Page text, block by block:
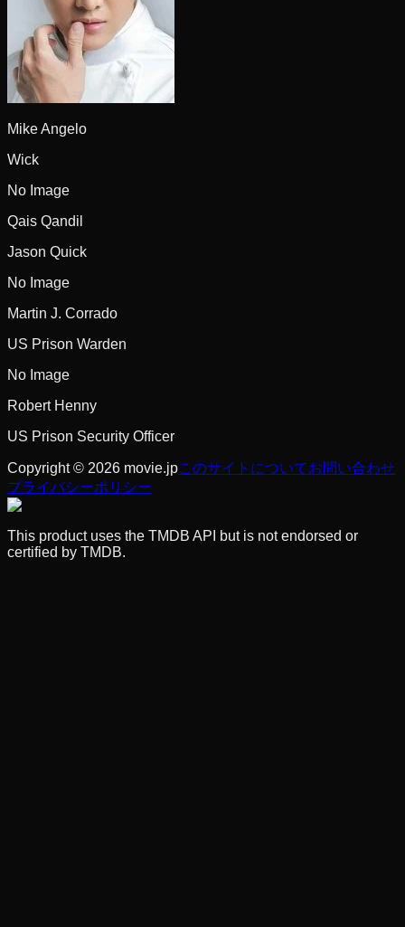
Mike Angelo
Wick
No Image
Qais Qandil
Jason Quick
No Image
Martin J. Corrado
US Prison Warden
No Image
Robert Henny
US Prison Security Officer
Copyright © 2026 movie.jpこのサイトについてお問い合わせ
プライバシーポリシー
This product uses the TMDB API but is not endorsed or
certified by TMDB.